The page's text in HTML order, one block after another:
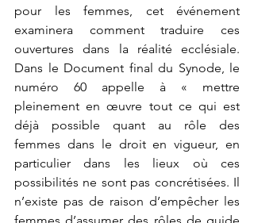
pour les femmes, cet événement
examinera comment traduire ces
ouvertures dans la réalité ecclésiale.
Dans le Document final du Synode, le
numéro 60 appelle à « mettre
pleinement en œuvre tout ce qui est
déjà possible quant au rôle des
femmes dans le droit en vigueur, en
particulier dans les lieux où ces
possibilités ne sont pas concrétisées. Il
n’existe pas de raison d’empêcher les